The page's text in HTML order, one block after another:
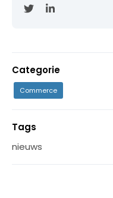
Categorie
Commerce
Tags
nieuws